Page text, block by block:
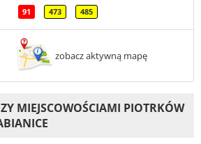
91 473 485
zobacz aktywną mapę
MIEJSCOWOŚCIAMI PIOTRKÓW